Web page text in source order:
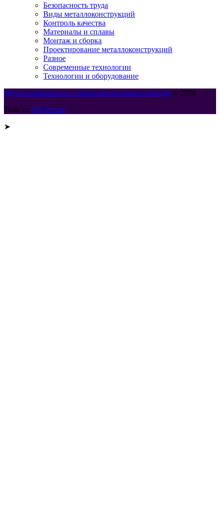
Безопасность труда
Виды металлоконструкций
Контроль качества
Материалы и сплавы
Монтаж и сборка
Проектирование металлоконструкций
Разное
Современные технологии
Технологии и оборудование
Металлообработка и сборка металлоконструкций © 2026
Тема от WP Puzzle
➤